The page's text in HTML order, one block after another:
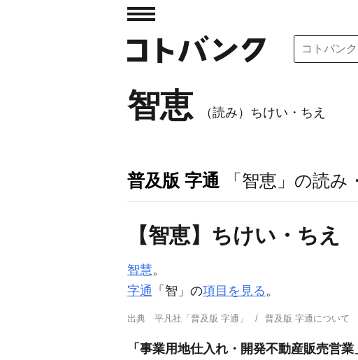
智恵 （読み）ちけい・ちえ
普及版 字通 「智恵」の読み
【智恵】ちけい・ちえ
智慧。
字通 「智」の項目を見る。
出典 平凡社「普及版 字通」 普及版 字通について
「事業用地仕入れ・開発不動産販売営